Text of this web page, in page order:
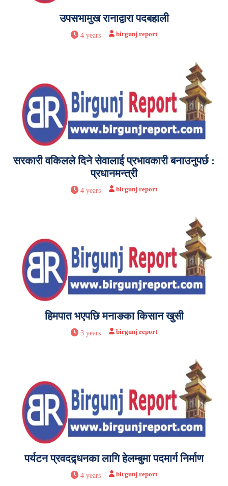
उपसभामुख रानाद्वारा पदबहाली
4 years birgunj report
सरकारी वकिलले दिने सेवालाई प्रभावकारी बनाउनुपर्छ :
प्रधानमन्त्री
4 years birgunj report
हिमपात भएपछि मनाङका किसान खुसी
3 years birgunj report
पर्यटन प्रवदद्र्धनका लागि हेलम्बुमा पदमार्ग निर्माण
4 years birgunj report